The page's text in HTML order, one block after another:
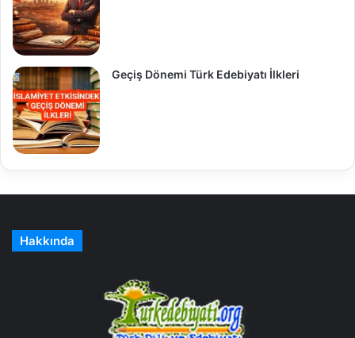
Geçiş Dönemi Türk Edebiyatı İlkleri
Hakkında